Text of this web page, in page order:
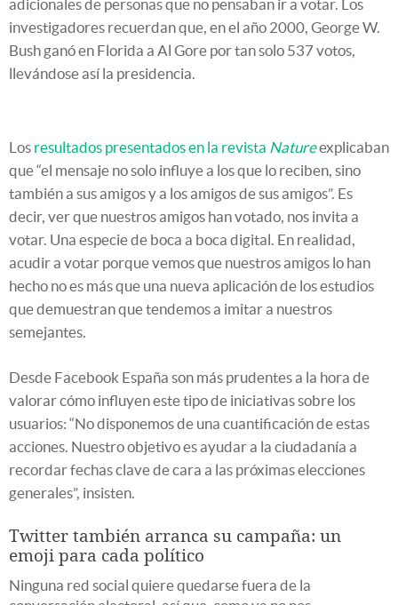
adicionales de personas que no pensaban ir a votar. Los
investigadores recuerdan que, en el año 2000, George W.
Bush ganó en Florida a Al Gore por tan solo 537 votos,
llevándose así la presidencia.
Los resultados presentados en la revista Natureexplicaban
que “el mensaje no solo influye a los que lo reciben, sino
también a sus amigos y a los amigos de sus amigos”. Es
decir, ver que nuestros amigos han votado, nos invita a
votar. Una especie de boca a boca digital. En realidad,
acudir a votar porque vemos que nuestros amigos lo han
hecho no es más que una nueva aplicación de los estudios
que demuestran que tendemos a imitar a nuestros
semejantes.
Desde Facebook España son más prudentes a la hora de
valorar cómo influyen este tipo de iniciativas sobre los
usuarios: “No disponemos de una cuantificación de estas
acciones. Nuestro objetivo es ayudar a la ciudadanía a
recordar fechas clave de cara a las próximas elecciones
generales”, insisten.
Twitter también arranca su campaña: un
emoji para cada político
Ninguna red social quiere quedarse fuera de la